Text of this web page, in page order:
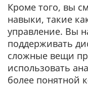
Кроме того, вы
навыки, такие
управление. Вы
поддерживать
сложные вещи
использовать
более понятной